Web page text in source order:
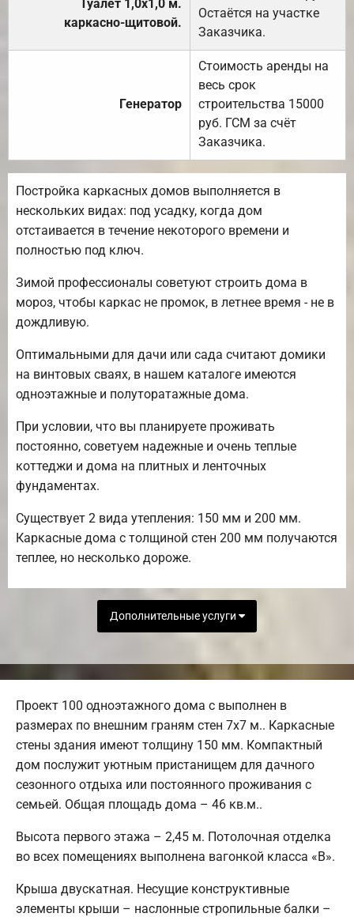
Туалет 1,0х1,0 м.
каркасно-щитовой.
Остаётся на участке
Заказчика.
Генератор
Стоимость аренды на
весь срок
строительства 15000
руб. ГСМ за счёт
Заказчика.
Постройка каркасных домов выполняется в
нескольких видах: под усадку, когда дом
отстаивается в течение некоторого времени и
полностью под ключ.
Зимой профессионалы советуют строить дома в
мороз, чтобы каркас не промок, в летнее время - не в
дождливую.
Оптимальными для дачи или сада считают домики
на винтовых сваях, в нашем каталоге имеются
одноэтажные и полуторатажные дома.
При условии, что вы планируете проживать
постоянно, советуем надежные и очень теплые
коттеджи и дома на плитных и ленточных
фундаментах.
Существует 2 вида утепления: 150 мм и 200 мм.
Каркасные дома с толщиной стен 200 мм получаются
теплее, но несколько дороже.
Дополнительные услуги
Проект 100 одноэтажного дома с выполнен в
размерах по внешним граням стен 7х7 м.. Каркасные
стены здания имеют толщину 150 мм. Компактный
дом послужит уютным пристанищем для дачного
сезонного отдыха или постоянного проживания с
семьей. Общая площадь дома – 46 кв.м..
Высота первого этажа – 2,45 м. Потолочная отделка
во всех помещениях выполнена вагонкой класса «В».
Крыша двускатная. Несущие конструктивные
элементы крыши – наслонные стропильные балки –